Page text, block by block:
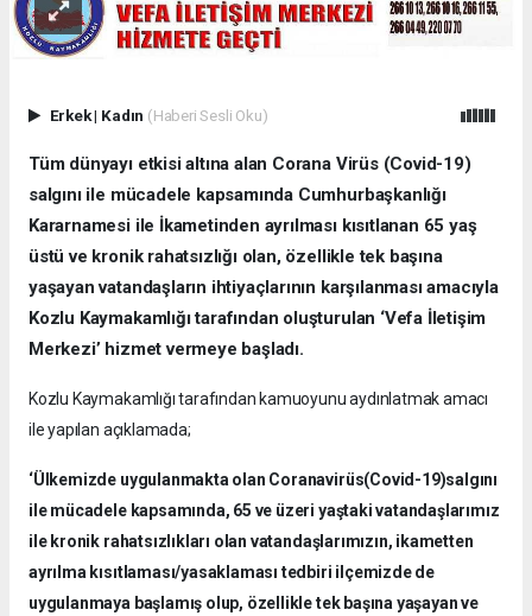
Erkek| Kadın (Haberi Sesli Oku)
Tüm dünyayı etkisi altına alan Corana Virüs (Covid-19)
salgını ile mücadele kapsamında Cumhurbaşkanlığı
Kararnamesi ile İkametinden ayrılması kısıtlanan 65 yaş
üstü ve kronik rahatsızlığı olan, özellikle tek başına
yaşayan vatandaşların ihtiyaçlarının karşılanması amacıyla
Kozlu Kaymakamlığı tarafından oluşturulan ‘Vefa İletişim
Merkezi’ hizmet vermeye başladı.
Kozlu Kaymakamlığı tarafından kamuoyunu aydınlatmak amacı
ile yapılan açıklamada;
‘Ülkemizde uygulanmakta olan Coranavirüs(Covid-19)salgını
ile mücadele kapsamında, 65 ve üzeri yaştaki vatandaşlarımız
ile kronik rahatsızlıkları olan vatandaşlarımızın, ikametten
ayrılma kısıtlaması/yasaklaması tedbiri ilçemizde de
uygulanmaya başlamış olup, özellikle tek başına yaşayan ve